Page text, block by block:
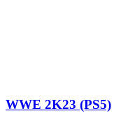
WWE 2K23 (PS5)